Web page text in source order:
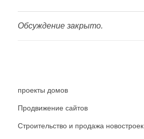
Обсуждение закрыто.
проекты домов
Продвижение сайтов
Строительство и продажа новостроек